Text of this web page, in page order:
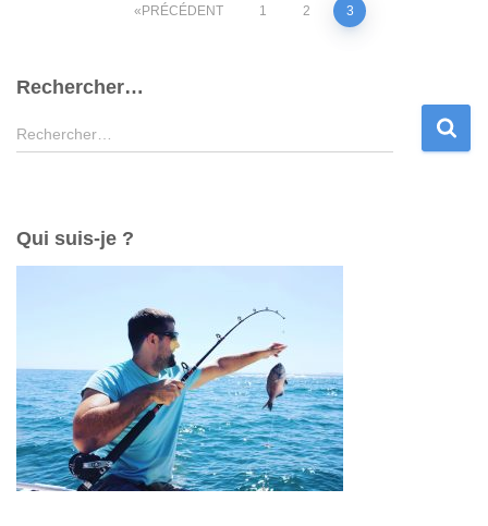
PaginationPRÉCÉDENT 1 2 3
Rechercher…
R
e
r
c
:
Rechercher…
Qui suis-je ?